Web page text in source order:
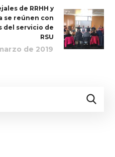
de RRHH y
se reúnen con
del servicio de
RSU
de 2019